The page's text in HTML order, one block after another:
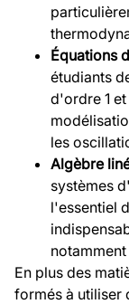
Équations
étudiants
d'ordre 1
les
Algèbre
systèmes
l'essentiel
En plus des
formés à utiliser